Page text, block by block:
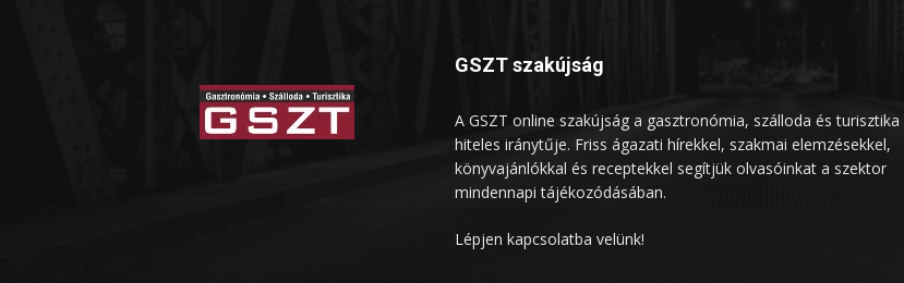
GSZT szakújság
A GSZT online szakújság a gasztronómia, szálloda és turisztika
hiteles iránytűje. Friss ágazati hírekkel, szakmai elemzésekkel,
könyvajánlókkal és receptekkel segítjük olvasóinkat a szektor
mindennapi tájékozódásában.
Lépjen kapcsolatba velünk!